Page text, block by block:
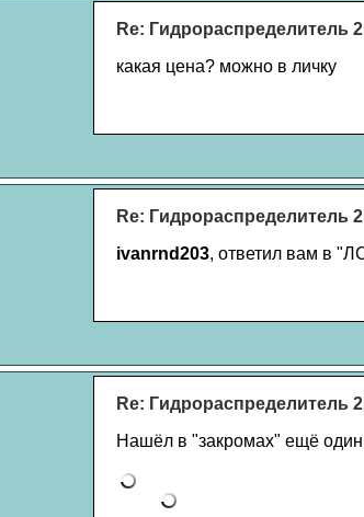
Re: Гидрораспределитель
какая цена? можно в личку
Re: Гидрораспределитель
ivanrnd203, ответил вам в
Re: Гидрораспределитель
Нашёл в "закромах" ещё один